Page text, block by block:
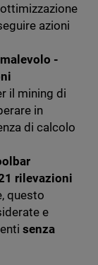
azioni
-
il mining di
in
di calcolo
rilevazioni
questo
e
senza